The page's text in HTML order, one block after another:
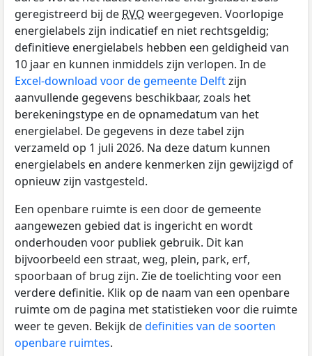
geregistreerd bij de RVO weergegeven. Voorlopige
energielabels zijn indicatief en niet rechtsgeldig;
definitieve energielabels hebben een geldigheid van
10 jaar en kunnen inmiddels zijn verlopen. In de
Excel-download voor de gemeente Delftzijn
aanvullende gegevens beschikbaar, zoals het
berekeningstype en de opnamedatum van het
energielabel. De gegevens in deze tabel zijn
verzameld op 1 juli 2026. Na deze datum kunnen
energielabels en andere kenmerken zijn gewijzigd of
opnieuw zijn vastgesteld.
Een openbare ruimte is een door de gemeente
aangewezen gebied dat is ingericht en wordt
onderhouden voor publiek gebruik. Dit kan
bijvoorbeeld een straat, weg, plein, park, erf,
spoorbaan of brug zijn. Zie de toelichting voor een
verdere definitie. Klik op de naam van een openbare
ruimte om de pagina met statistieken voor die ruimte
weer te geven. Bekijk dedefinities van de soorten
openbare ruimtes.